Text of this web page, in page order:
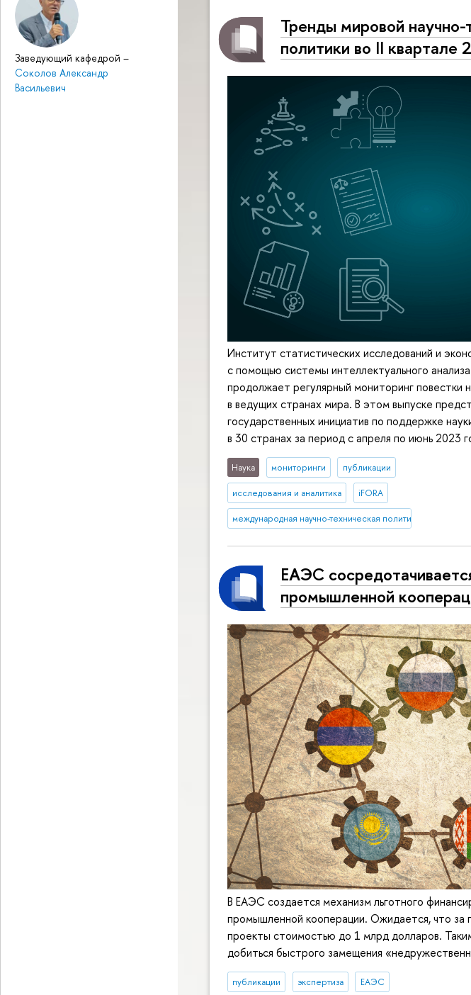
Заведующий кафедрой –
Соколов Александр
Васильевич
Тренды мировой научно-
политики во II квартале
Институт статистических исследований и
с помощью системы интеллектуального
продолжает регулярный мониторинг повестки
в ведущих странах мира. В этом выпуске
государственных инициатив по поддержке
в 30 странах за период с апреля по июнь 2023
Наука мониторинги публикации
исследования и аналитика iFORA
международная научно-техническая политика
ЕАЭС
промышленной
В ЕАЭС создается механизм льготного
промышленной кооперации. Ожидается, что за
проекты стоимостью до 1 млрд долларов.
добиться быстрого замещения
публикации экспертиза ЕАЭС